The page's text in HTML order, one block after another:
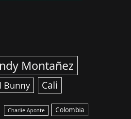
Montañez
Bunny Cali
Charlie Aponte Colombia